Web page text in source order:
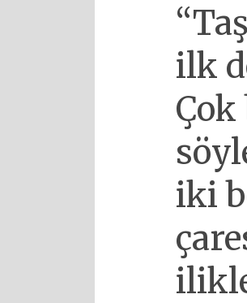
ilk
iki